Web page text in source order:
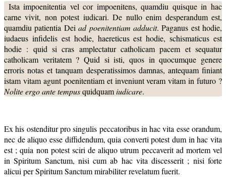
Ista impoenitentia vel cor impoenitens, quamdiu quisque in hac
carne vivit, non potest iudicari. De nullo enim desperandum est,
quamdiu patientia Deiad poenitentiam adducit. Paganus est hodie,
iudaeus infidelis est hodie, haereticus est hodie, schismaticus est
hodie : quid si cras amplectatur catholicam pacem et sequatur
catholicam veritatem ? Quid si isti, quos in quocumque genere
erroris notas et tanquam desperatissimos damnas, antequam finiant
istam vitam agunt poenitentiam et inveniunt veram vitam in futuro ?
Nolite ergo ante tempusquidquamiudicare.
Ex his ostenditur pro singulis peccatoribus in hac vita esse orandum,
nec de aliquo esse diffidendum, quia converti potest dum in hac vita
est ; quia non potest sciri de aliquo utrum peccaverit ad mortem vel
in Spiritum Sanctum, nisi cum ab hac vita discesserit ; nisi forte
alicui per Spiritum Sanctum mirabiliter revelatum fuerit.